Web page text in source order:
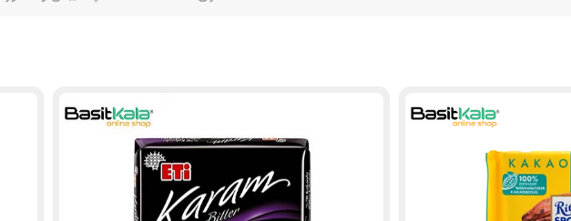
برای دوستداران شکلات با تلخی ملایم
هنگام حمل‌ونقل، احتمال ذوب‌شدن یا تغییر شکل آن وجود
دارد. لطفاً پیش از ثبت سفارش این موضوع را در نظر داشته